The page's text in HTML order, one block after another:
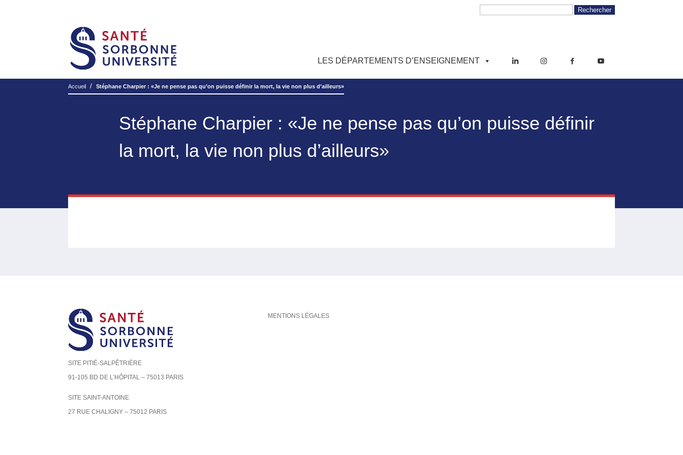
LES DÉPARTEMENTS D’ENSEIGNEMENT
Accueil /Stéphane Charpier : «Je ne pense pas qu’on puisse définir la mort, la vie non plus d’ailleurs»
Stéphane Charpier : «Je ne pense pas qu’on puisse définir
la mort, la vie non plus d’ailleurs»
SITE PITIÉ-SALPÊTRIÈRE
91-105 BD DE L’HÔPITAL – 75013 PARIS
SITE SAINT-ANTOINE
27 RUE CHALIGNY – 75012 PARIS
MENTIONS LÉGALES